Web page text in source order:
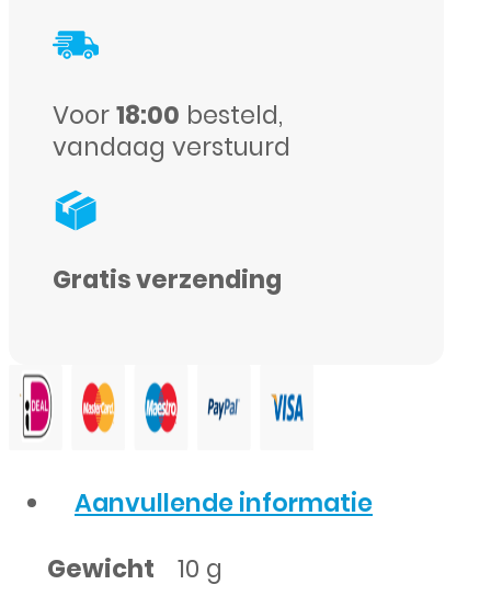
Tempered
Screenprotector
aantal
Voor18:00 besteld,
vandaag verstuurd
Gratis verzending
Aanvullende informatie
Gewicht
10 g